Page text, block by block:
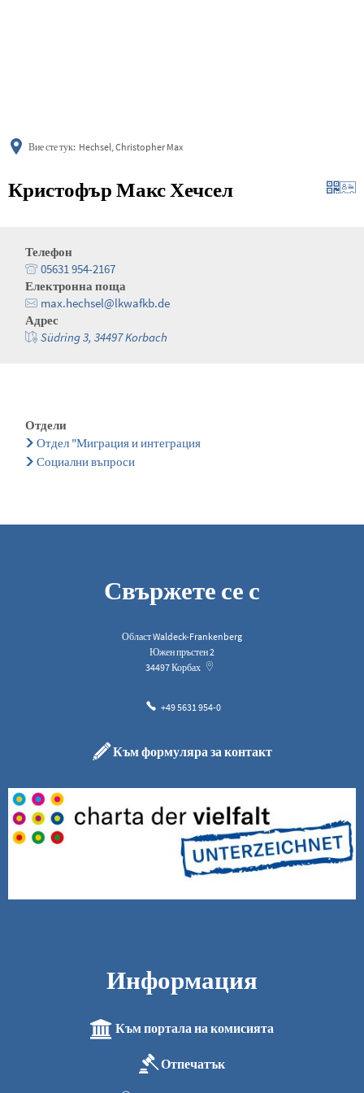
Вие сте тук: Hechsel, Christopher Max
Кристофър Макс Хечсел
Телефон
05631 954-2167
Електронна поща
max.hechsel@lkwafkb.de
Адрес
Südring 3, 34497 Korbach
Отдели
Отдел "Миграция и интеграция
Социални въпроси
Свържете се с
Област Waldeck-Frankenberg
Южен пръстен 2
34497Корбах
+49 5631 954-0
Към формуляра за контакт
Информация
Към портала на комисията
Отпечатък